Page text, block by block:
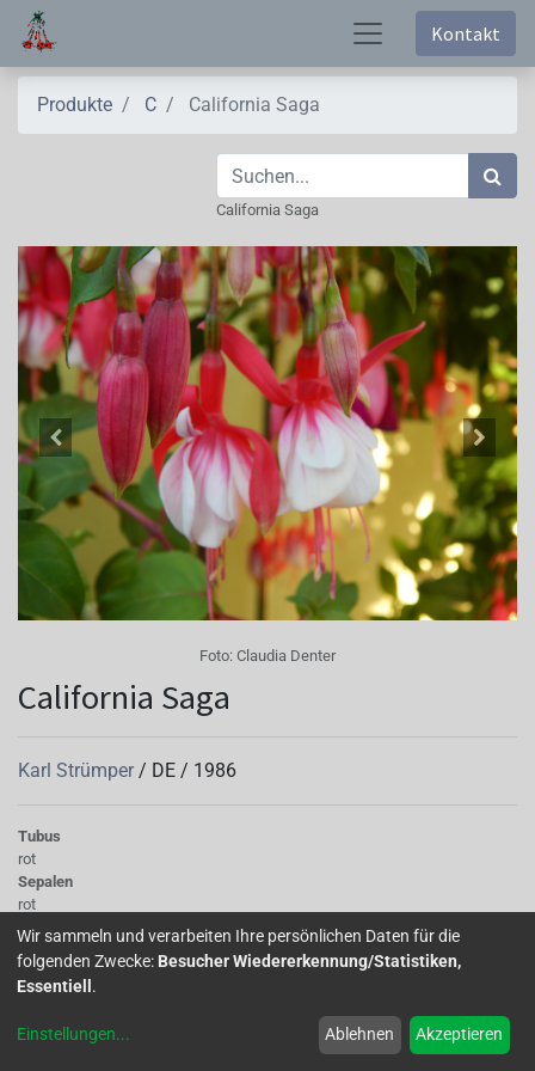
Kontakt
Produkte C California Saga
California Saga
Foto: Claudia Denter
California Saga
Karl Strümper / DE / 1986
Tubus
rot
Sepalen
rot
Korolle/Petalen
weiß mit roter Aderung
Staubgefäße
rot
creme
Wir sammeln und verarbeiten Ihre persönlichen Daten für die
folgenden Zwecke: Besucher Wiedererkennung/Statistiken,
Essentiell .
Einstellungen... Ablehnen Akzeptieren